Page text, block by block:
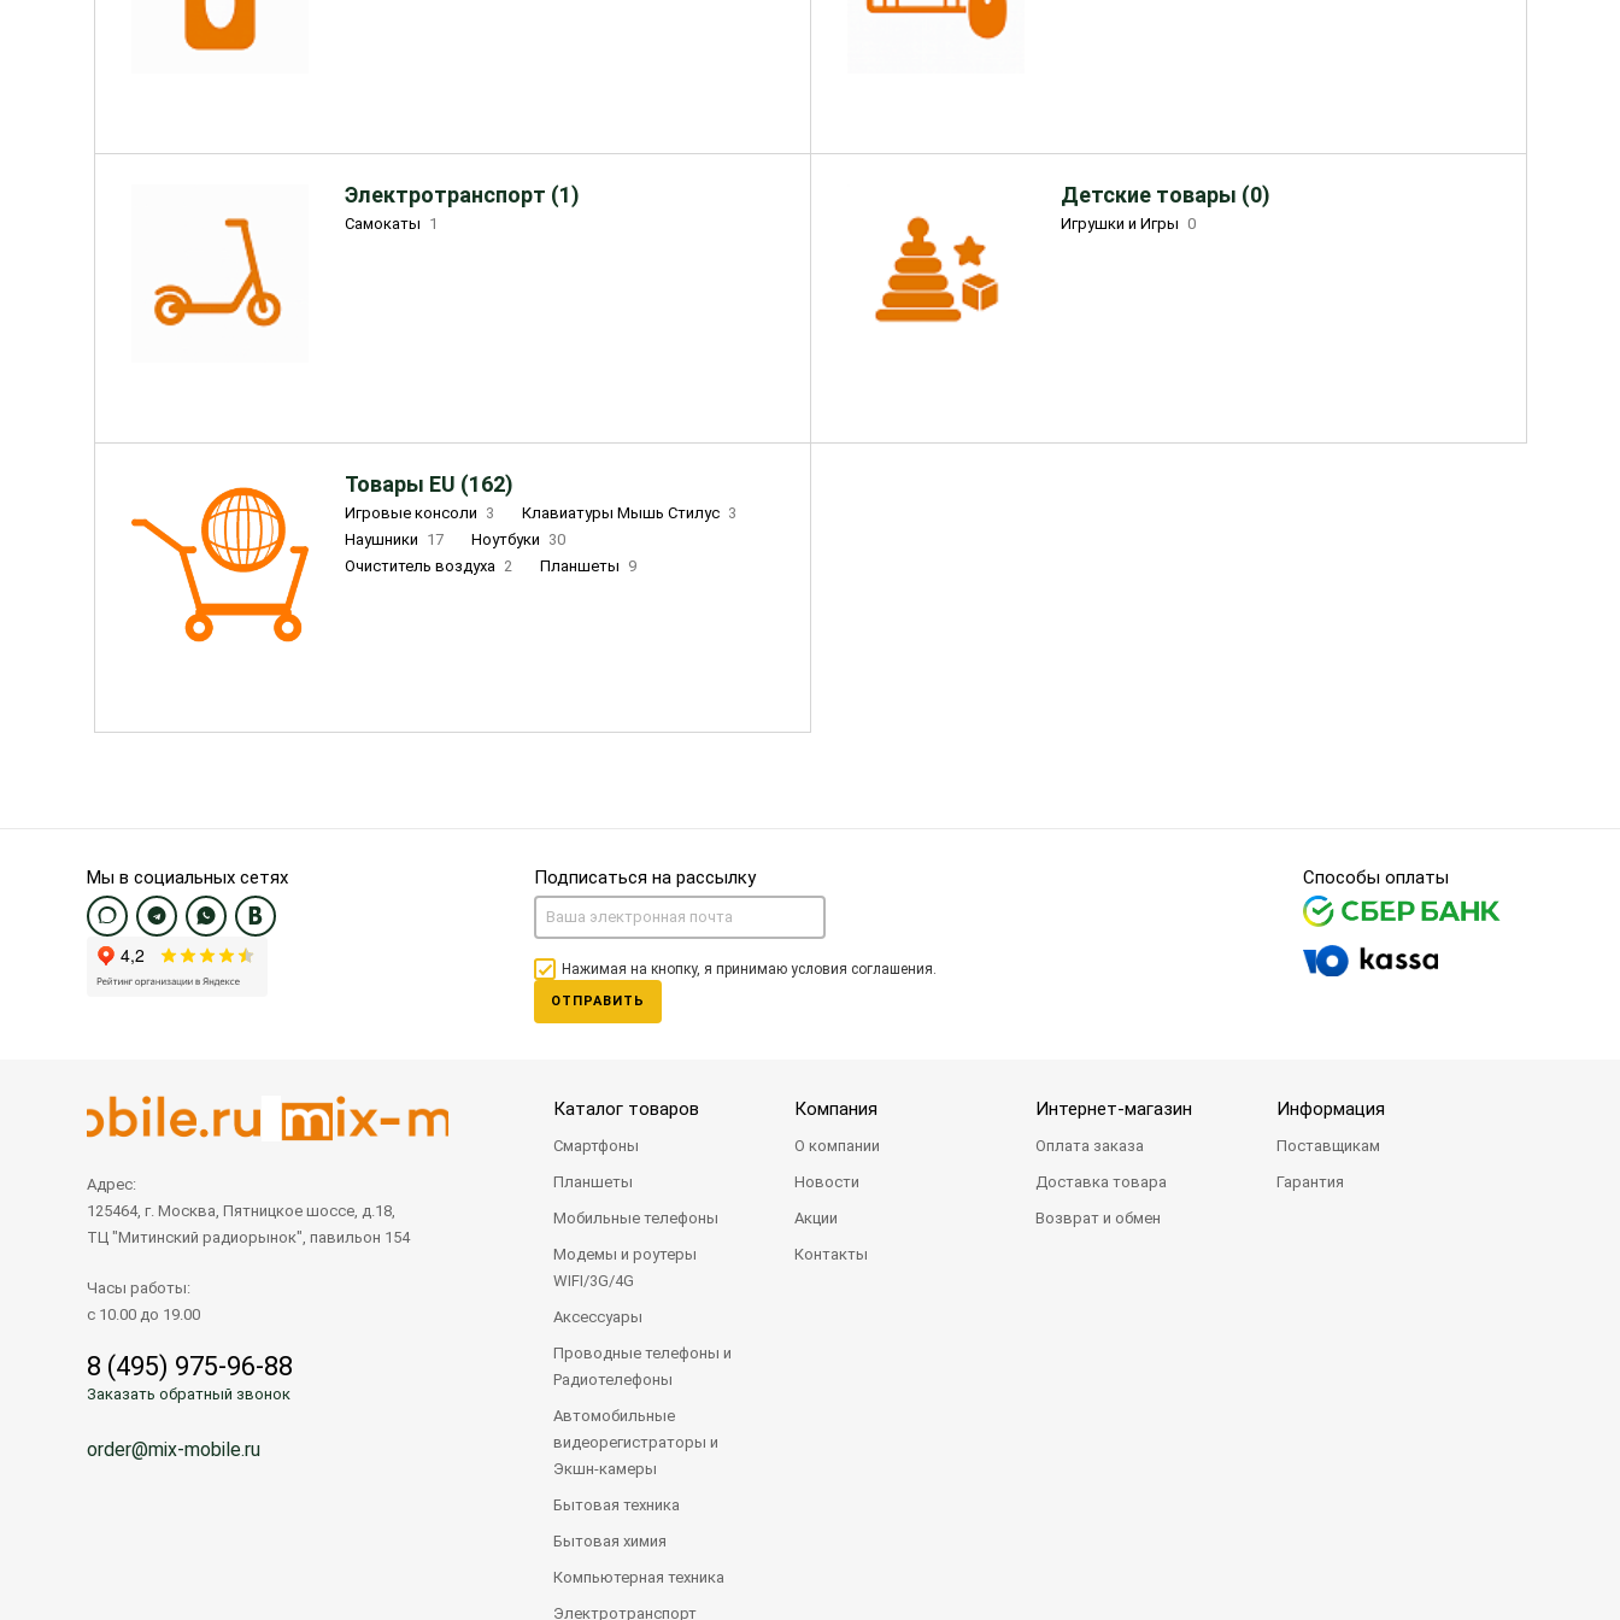
Электротранспорт (1)
Самокаты 1
Детские товары (0)
Игрушки и Игры 0
Товары EU (162)
Игровые консоли 3 Клавиатуры Мышь Стилус 3
Наушники 17 Ноутбуки 30
Очиститель воздуха 2 Планшеты 9
Мы в социальных сетях Подписаться на рассылку
Нажимая на кнопку, я принимаю условия соглашения.
ОТПРАВИТЬ
Способы оплаты
Адрес:
125464, г. Москва, Пятницкое шоссе, д.18,
ТЦ "Митинский радиорынок", павильон 154
Часы работы:
с 10.00 до 19.00
8 (495) 975-96-88
Заказать обратный звонок
order@mix-mobile.ru
Каталог товаров
Смартфоны
Планшеты
Мобильные телефоны
Модемы и роутеры
WIFI/3G/4G
Аксессуары
Проводные телефоны и
Радиотелефоны
Автомобильные
видеорегистраторы и
Экшн-камеры
Бытовая техника
Бытовая химия
Компьютерная техника
Электротранспорт
Компания
О компании
Новости
Акции
Контакты
Интернет-магазин
Оплата заказа
Доставка товара
Возврат и обмен
Информация
Поставщикам
Гарантия